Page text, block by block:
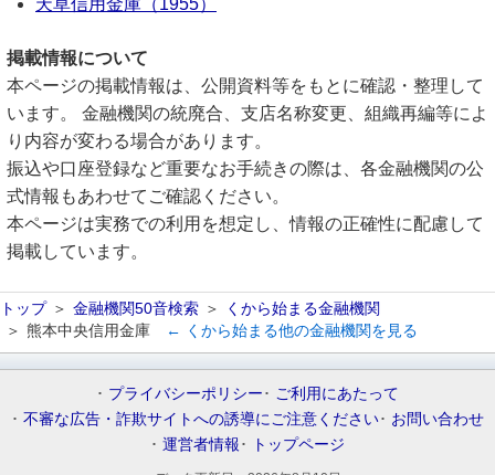
天草信用金庫（1955）
掲載情報について
本ページの掲載情報は、公開資料等をもとに確認・整理して
います。 金融機関の統廃合、支店名称変更、組織再編等によ
り内容が変わる場合があります。
振込や口座登録など重要なお手続きの際は、各金融機関の公
式情報もあわせてご確認ください。
本ページは実務での利用を想定し、情報の正確性に配慮して
掲載しています。
トップ 金融機関50音検索
くから始まる金融機関
熊本中央信用金庫
← くから始まる他の金融機関を見る
プライバシーポリシー
ご利用にあたって
不審な広告・詐欺サイトへの誘導にご注意ください
お問い合わせ
運営者情報
トップページ